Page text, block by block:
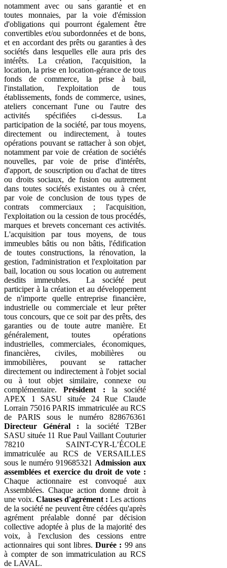
notamment avec ou sans garantie et en
toutes monnaies, par la voie d'émission
d'obligations qui pourront également être
convertibles et/ou subordonnées et de bons,
et en accordant des prêts ou garanties à des
sociétés dans lesquelles elle aura pris des
intérêts. La création, l'acquisition, la
location, la prise en location-gérance de tous
fonds de commerce, la prise à bail,
l'installation, l'exploitation de tous
établissements, fonds de commerce, usines,
ateliers concernant l'une ou l'autre des
activités spécifiées ci-dessus. La
participation de la société, par tous moyens,
directement ou indirectement, à toutes
opérations pouvant se rattacher à son objet,
notamment par voie de création de sociétés
nouvelles, par voie de prise d'intérêts,
d'apport, de souscription ou d'achat de titres
ou droits sociaux, de fusion ou autrement
dans toutes sociétés existantes ou à créer,
par voie de conclusion de tous types de
contrats commerciaux ; l'acquisition,
l'exploitation ou la cession de tous procédés,
marques et brevets concernant ces activités.
L'acquisition par tous moyens, de tous
immeubles bâtis ou non bâtis, l'édification
de toutes constructions, la rénovation, la
gestion, l'administration et l'exploitation par
bail, location ou sous location ou autrement
desdits immeubles. ­ La société peut
participer à la création et au développement
de n'importe quelle entreprise financière,
industrielle ou commerciale et leur prêter
tous concours, que ce soit par des prêts, des
garanties ou de toute autre manière. Et
généralement, toutes opérations
industrielles, commerciales, économiques,
financières, civiles, mobilières ou
immobilières, pouvant se rattacher
directement ou indirectement à l'objet social
ou à tout objet similaire, connexe ou
complémentaire.Président : la société
APEX 1 SASU située 24 Rue Claude
Lorrain 75016 PARIS immatriculée au RCS
de PARIS sous le numéro 828676361
Directeur Général : la société T2Ber
SASU située 11 Rue Paul Vaillant Couturier
78210 SAINT-CYR-L’ÉCOLE
immatriculée au RCS de VERSAILLES
sous le numéro 919685321 Admission aux
assemblées et exercice du droit de vote :
Chaque actionnaire est convoqué aux
Assemblées. Chaque action donne droit à
une voix. Clauses d'agrément : Les actions
de la société ne peuvent être cédées qu'après
agrément préalable donné par décision
collective adoptée à plus de la majorité des
voix, à l'exclusion des cessions entre
actionnaires qui sont libres.Durée : 99 ans
à compter de son immatriculation au RCS
de LAVAL.